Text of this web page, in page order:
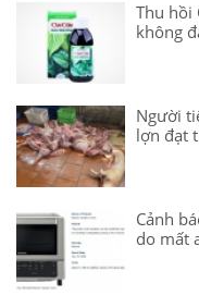
Thu hồi
không
Người
lợn đạt
Cảnh
do mất